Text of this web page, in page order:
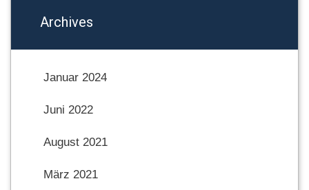
Archives
Januar 2024
Juni 2022
August 2021
März 2021